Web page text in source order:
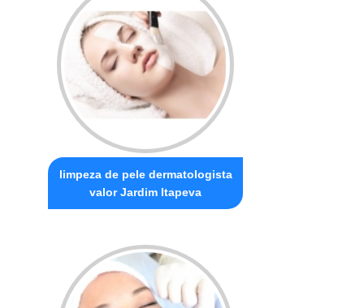
limpeza de pele dermatologista
valor Jardim Itapeva